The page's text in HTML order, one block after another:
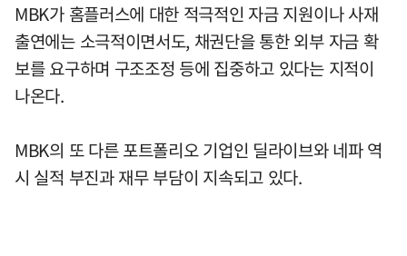
MBK가 홈플러스에 대한 적극적인 자금 지원이나 사재
출연에는 소극적이면서도, 채권단을 통한 외부 자금 확
보를 요구하며 구조조정 등에 집중하고 있다는 지적이
나온다.
MBK의 또 다른 포트폴리오 기업인 딜라이브와 네파 역
시 실적 부진과 재무 부담이 지속되고 있다.